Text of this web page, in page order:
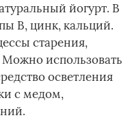
йогурт. В
В, цинк, кальций.
старения,
Можно использовать
осветления
с медом,